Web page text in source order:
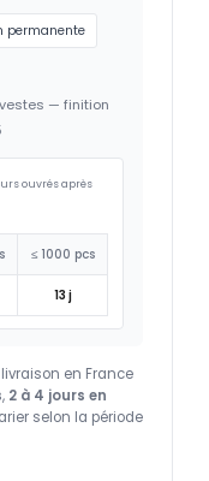
permanente
— finition
ouvrés après
≤ 1000 pcs
13 j
en France
, 2 à 4 jours en
selon la période